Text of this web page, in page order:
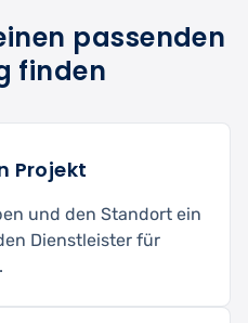
passenden
finden
Projekt
und den Standort ein
Dienstleister für